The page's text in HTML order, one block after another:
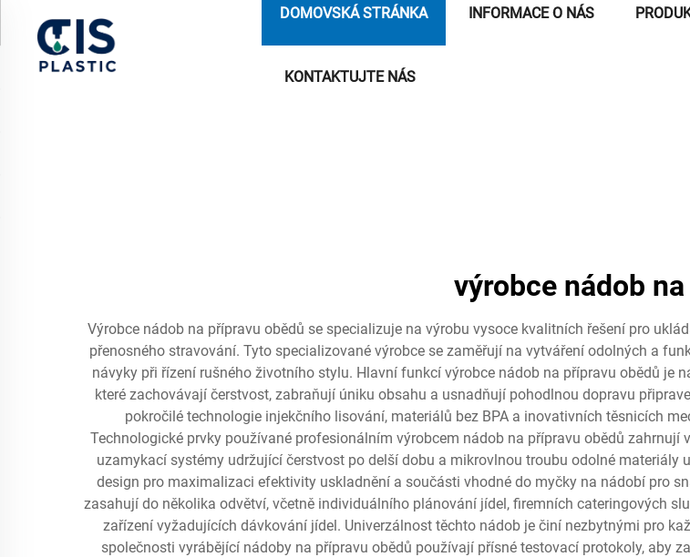
DOMOVSKÁ STRÁNKA INFORMACE O NÁS
KONTAKTUJTE NÁS
výrobce nádob
Výrobce nádob na přípravu obědů se specializuje na výrobu vysoce kvalitních řešení pro
přenosného stravování. Tyto specializované výrobce se zaměřují na vytváření odolných a
návyky při řízení rušného životního stylu. Hlavní funkcí výrobce nádob na přípravu obědů je
které zachovávají čerstvost, zabraňují úniku obsahu a usnadňují pohodlnou dopravu
pokročilé technologie injekčního lisování, materiálů bez BPA a inovativních těsnicích
Technologické prvky používané profesionálním výrobcem nádob na přípravu obědů
uzamykací systémy udržující čerstvost po delší dobu a mikrovlnou troubu odolné
design pro maximalizaci efektivity uskladnění a součásti vhodné do myčky na nádobí pro
zasahují do několika odvětví, včetně individuálního plánování jídel, firemních cateringových
zařízení vyžadujících dávkování jídel. Univerzálnost těchto nádob je činí nezbytnými pro
společnosti vyrábějící nádoby na přípravu obědů používají přísné testovací protokoly, aby